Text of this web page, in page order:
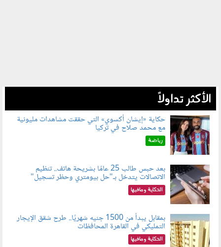
الأكثر تداولاً
080802.jpg
حكاية «إيشان أكسوي» التي حققت مشاهدات مليونية
مع محمد صلاح في تركيا
رياضة
080803.jpg
بعد حبس طالب 25 عامًا بشريحة هاتف.. تنظيم
الاتصالات يتدخل بـ"حل بيومتري وحظر تسجيل"
الحكاية ومافيها
080801.jpg
بمقابل يبدأ من 1500 جنيه شهريًا.. طرح شقق الإيجار
التمليكي في القاهرة المحافظات
الحكاية ومافيها